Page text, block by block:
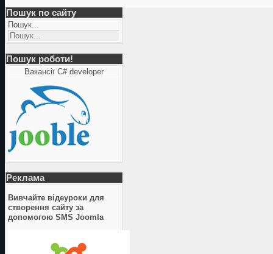
Пошук по сайту
Пошук...
Пошук роботи!
Вакансії C# developer
Реклама
Вивчайте відеуроки для
створення сайту за
допомогою SMS Joomla